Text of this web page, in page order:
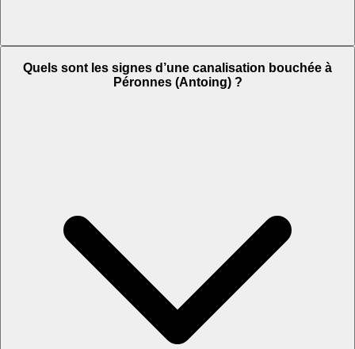
Quels sont les signes d’une canalisation bouchée à
Péronnes (Antoing) ?